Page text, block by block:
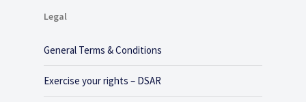
Legal
General Terms & Conditions
Exercise your rights – DSAR